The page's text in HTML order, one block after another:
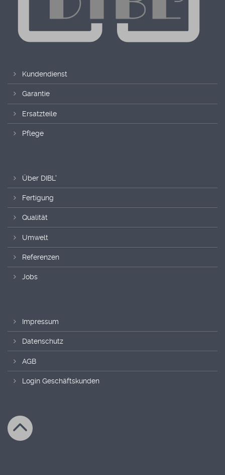
Kundendienst
Garantie
Ersatzteile
Pflege
Über DIBL'
Fertigung
Qualität
Umwelt
Referenzen
Jobs
Impressum
Datenschutz
AGB
Login Geschäftskunden